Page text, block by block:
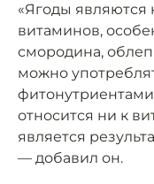
«Ягоды являются
витаминов,
смородина,
можно
относится ни к
является
— добавил он.